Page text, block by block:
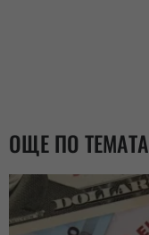
ОЩЕ ПО ТЕМАТА